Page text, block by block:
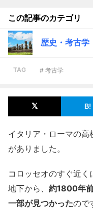
この記事のカテゴリ
歴史・考古学
TAG # 考古学
イタリア・ローマの
がありました。
コロッセオのすぐ近
地下から、 約1800年
一部が見つかったので